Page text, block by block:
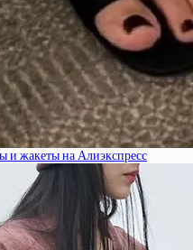
и жакеты на Алиэкспресс